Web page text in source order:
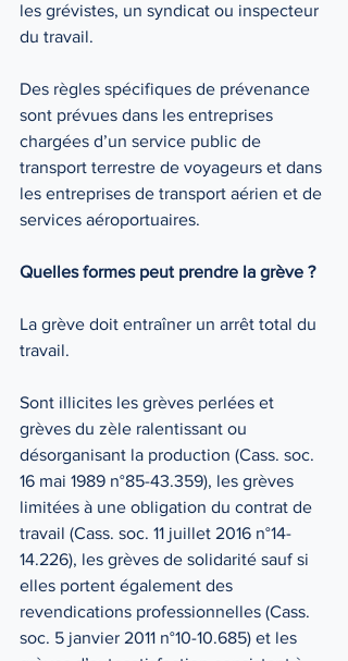
les grévistes, un syndicat ou inspecteur
du travail.
Des règles spécifiques de prévenance
sont prévues dans les entreprises
chargées d’un service public de
transport terrestre de voyageurs et dans
les entreprises de transport aérien et de
services aéroportuaires.
Quelles formes peut prendre la grève ?
La grève doit entraîner un arrêt total du
travail.
Sont illicites les grèves perlées et
grèves du zèle ralentissant ou
désorganisant la production (Cass. soc.
16 mai 1989 n°85-43.359), les grèves
limitées à une obligation du contrat de
travail (Cass. soc. 11 juillet 2016 n°14-
14.226), les grèves de solidarité sauf si
elles portent également des
revendications professionnelles (Cass.
soc. 5 janvier 2011 n°10-10.685) et les